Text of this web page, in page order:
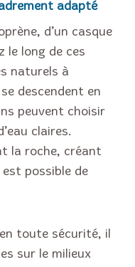
adapté
d’un casque
le long de ces
naturels à
descendent en
peuvent choisir
claires.
la roche, créant
possible de
toute sécurité, il
sur le milieux